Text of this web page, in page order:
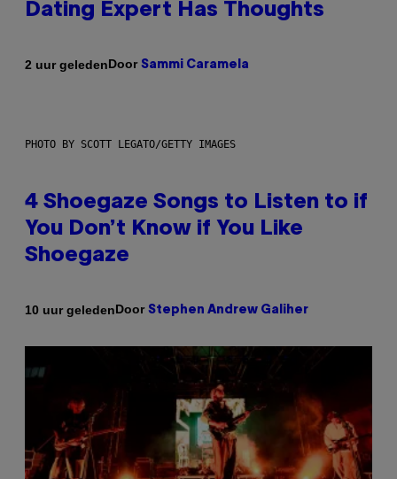
Dating Expert Has Thoughts
2 uur geledenDoor Sammi Caramela
PHOTO BY SCOTT LEGATO/GETTY IMAGES
4 Shoegaze Songs to Listen to if
You Don’t Know if You Like
Shoegaze
10 uur geledenDoor Stephen Andrew Galiher